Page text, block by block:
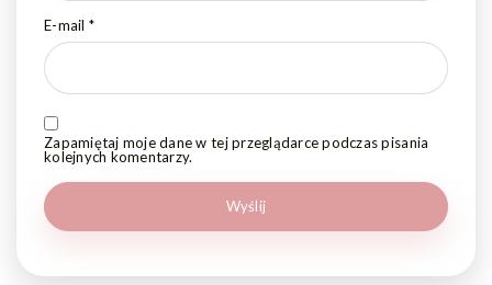
E-mail *
Zapamiętaj moje dane w tej przeglądarce podczas pisania
kolejnych komentarzy.